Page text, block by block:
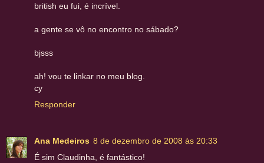
british eu fui, é incrível.
a gente se vô no encontro no sábado?
bjsss
ah! vou te linkar no meu blog.
cy
Responder
Ana Medeiros 8 de dezembro de 2008 às 20:33
É sim Claudinha, é fantástico!